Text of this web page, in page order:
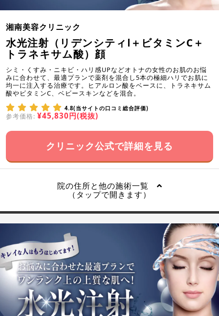
湘南美容クリニック
水光注射（リデンシティⅠ＋ビタミンC＋
トラネキサム酸）顔
シミ・くすみ・ニキビ・ハリ感UPなどオトナの女性のお肌のお悩
みに合わせて、最適プランで薬剤を混合し5本の極細ハリでお肌に
均一に注入する治療です。ヒアルロン酸をベースに、トラネキサム
酸やビタミンC、ベビースキンなどを混合。
4.8(当サイトの口コミ総合評価)
参考価格: ¥45,830円(税抜)
クリニック公式で詳細を見る
院の住所と他の施術一覧
（タップで開きます）